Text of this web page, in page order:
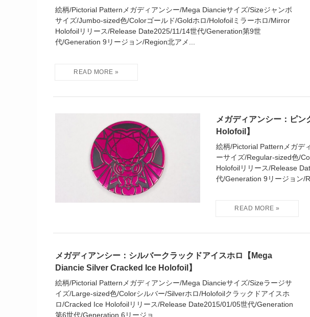
絵柄/Pictorial Patternメガディアンシー/Mega Diancieサイズ/Sizeジャンボ
サイズ/Jumbo-sized色/Colorゴールド/Goldホロ/Holofoilミラーホロ/Mirror
Holofoilリリース/Release Date2025/11/14世代/Generation第9世
代/Generation 9リージョン/Region北アメ...
メガディアンシー：ピ
Holofoil】
絵柄/Pictorial Patternメガデ
ーサイズ/Regular-sized色/
Holofoilリリース/Release
代/Generation 9リージョン/
メガディアンシー：シルバークラックドアイスホロ【Mega
Diancie Silver Cracked Ice Holofoil】
絵柄/Pictorial Patternメガディアンシー/Mega Diancieサイズ/Sizeラージサ
イズ/Large-sized色/Colorシルバー/Silverホロ/Holofoilクラックドアイスホ
ロ/Cracked Ice Holofoilリリース/Release Date2015/01/05世代/Generation
第6世代/Generation 6リージョ...